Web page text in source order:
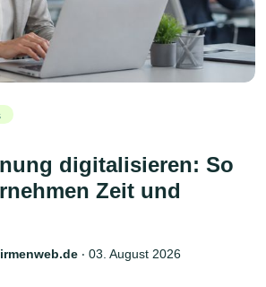
digitalisieren: So
Zeit und
‧ 03. August 2026